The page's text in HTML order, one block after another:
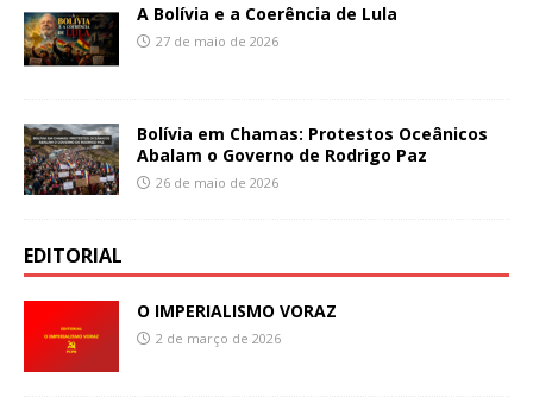
A Bolívia e a Coerência de Lula
27 de maio de 2026
Bolívia em Chamas: Protestos Oceânicos
Abalam o Governo de Rodrigo Paz
26 de maio de 2026
EDITORIAL
O IMPERIALISMO VORAZ
2 de março de 2026